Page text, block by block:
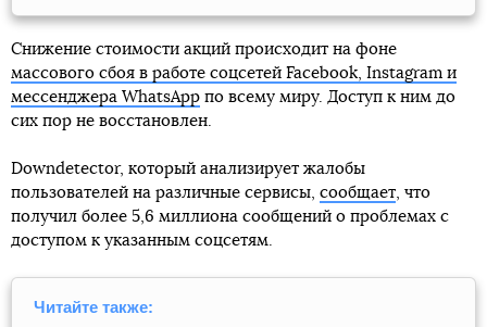
Снижение стоимости акций происходит на фоне
массового сбоя в работе соцсетей Facebook, Instagram и
мессенджера WhatsApp по всему миру. Доступ к ним до
сих пор не восстановлен.
Downdetector, который анализирует жалобы
пользователей на различные сервисы, сообщает, что
получил более 5,6 миллиона сообщений о проблемах с
доступом к указанным соцсетям.
Читайте также: